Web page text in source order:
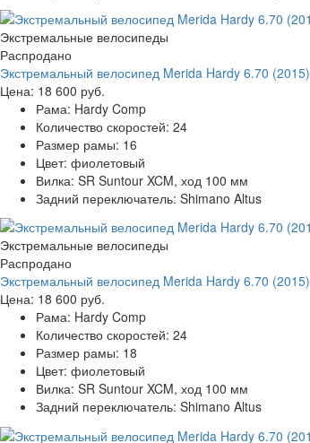
Экстремальные велосипеды
Распродано
Экстремальный велосипед Merida Hardy 6.70 (2015)
Цена: 18 600 руб.
Рама: Hardy Comp
Количество скоростей: 24
Размер рамы: 16
Цвет: фиолетовый
Вилка: SR Suntour XCM, ход 100 мм
Задний переключатель: Shimano Altus
Экстремальные велосипеды
Распродано
Экстремальный велосипед Merida Hardy 6.70 (2015)
Цена: 18 600 руб.
Рама: Hardy Comp
Количество скоростей: 24
Размер рамы: 18
Цвет: фиолетовый
Вилка: SR Suntour XCM, ход 100 мм
Задний переключатель: Shimano Altus